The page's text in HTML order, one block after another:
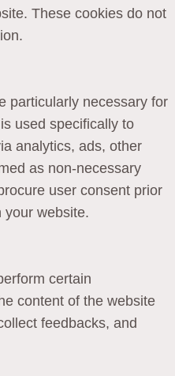
These cookies do not
particularly necessary for
used specifically to
analytics, ads, other
as non-necessary
user consent prior
your website.
certain
content of the website
feedbacks, and